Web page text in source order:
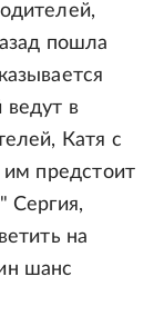
пошла
ведут в
Катя с
им предстоит
Сергия,
на
шанс